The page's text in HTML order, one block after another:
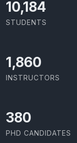
10,801
STUDENTS
1,973
INSTRUCTORS
403
PHD CANDIDATES